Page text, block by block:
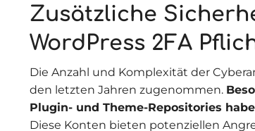
Zusätzliche
WordPress 2FA
Die Anzahl und Komplexität der
den letzten Jahren zugenommen.
Plugin- und Theme-Repositories
Diese Konten bieten potenziellen